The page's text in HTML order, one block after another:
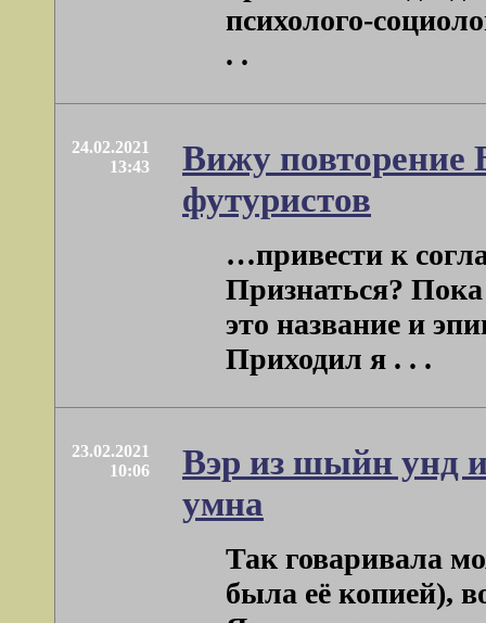
психолого-
. .
24.02.2021
13:43
Вижу повторение
футуристов
…привести к
Признаться?
это название и
Приходил я . . .
23.02.2021
10:06
Вэр из шыйн унд
умна
Так говаривала
была её копией),